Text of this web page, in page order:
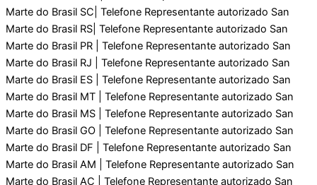
Marte do Brasil SC| Telefone Representante autorizado San
Marte do Brasil RS| Telefone Representante autorizado San
Marte do Brasil PR | Telefone Representante autorizado San
Marte do Brasil RJ | Telefone Representante autorizado San
Marte do Brasil ES | Telefone Representante autorizado San
Marte do Brasil MT | Telefone Representante autorizado San
Marte do Brasil MS | Telefone Representante autorizado San
Marte do Brasil GO | Telefone Representante autorizado San
Marte do Brasil DF | Telefone Representante autorizado San
Marte do Brasil AM | Telefone Representante autorizado San
Marte do Brasil AC | Telefone Representante autorizado San